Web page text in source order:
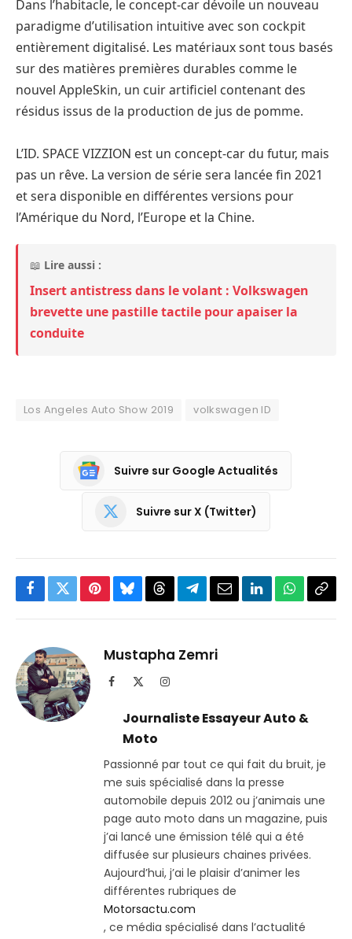
Dans l’habitacle, le concept-car dévoile un nouveau
paradigme d’utilisation intuitive avec son cockpit
entièrement digitalisé. Les matériaux sont tous basés
sur des matières premières durables comme le
nouvel AppleSkin, un cuir artificiel contenant des
résidus issus de la production de jus de pomme.
L’ID. SPACE VIZZION est un concept-car du futur, mais
pas un rêve. La version de série sera lancée fin 2021
et sera disponible en différentes versions pour
l’Amérique du Nord, l’Europe et la Chine.
📖 Lire aussi :
Insert antistress dans le volant : Volkswagen
brevette une pastille tactile pour apaiser la
conduite
Los Angeles Auto Show 2019 volkswagen ID
Suivre sur Google Actualités
Suivre sur X (Twitter)
Facebook
TwitterPinterestBlueskyThreadsPartager
Telegram
EmailLinkedInWhatsApp
Mustapha Zemri
Facebook Instagram
Journaliste Essayeur Auto &
Moto
Passionné par tout ce qui fait du bruit, je
me suis spécialisé dans la presse
automobile depuis 2012 ou j’animais une
page auto moto dans un magazine, puis
j’ai lancé une émission télé qui a été
diffusée sur plusieurs chaines privées.
Aujourd’hui, j’ai le plaisir d’animer les
différentes rubriques de
Motorsactu.com
, ce média spécialisé dans l’actualité